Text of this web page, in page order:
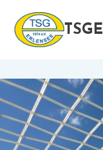
Inhalt
springen